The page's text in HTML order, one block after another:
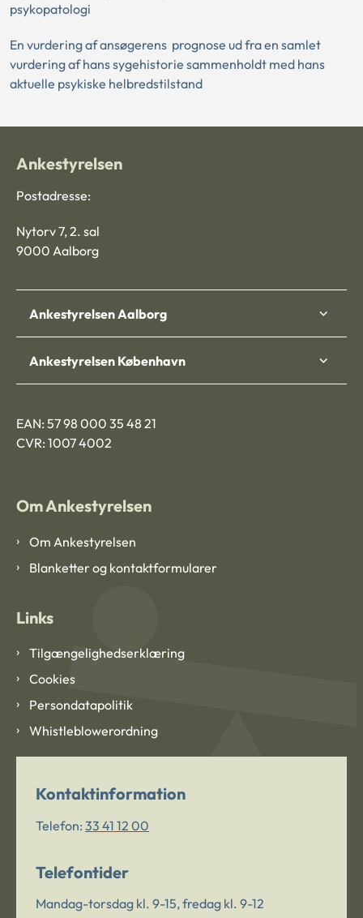
psykopatologi
En vurdering af ansøgerens prognose ud fra en samlet
vurdering af hans sygehistorie sammenholdt med hans
aktuelle psykiske helbredstilstand
Ankestyrelsen
Postadresse:
Nytorv 7, 2. sal
9000 Aalborg
Ankestyrelsen Aalborg
Ankestyrelsen København
EAN: 57 98 000 35 48 21
CVR: 1007 4002
Om Ankestyrelsen
Om Ankestyrelsen
Blanketter og kontaktformularer
Links
Tilgængelighedserklæring
Cookies
Persondatapolitik
Whistleblowerordning
Kontaktinformation
Telefon: 33 41 12 00
Telefontider
Mandag-torsdag kl. 9-15, fredag kl. 9-12